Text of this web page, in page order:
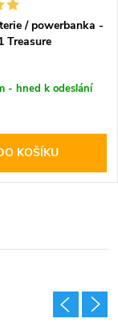
/ powerbanka -
Treasure
- hned k odeslání
KOŠÍKU